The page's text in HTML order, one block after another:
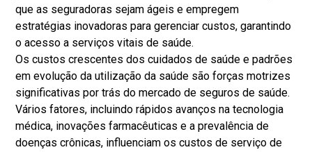
que as seguradoras sejam ágeis e empregem
estratégias inovadoras para gerenciar custos, garantindo
o acesso a serviços vitais de saúde.
Os custos crescentes dos cuidados de saúde e padrões
em evolução da utilização da saúde são forças motrizes
significativas por trás do mercado de seguros de saúde.
Vários fatores, incluindo rápidos avanços na tecnologia
médica, inovações farmacêuticas e a prevalência de
doenças crônicas, influenciam os custos de serviço de